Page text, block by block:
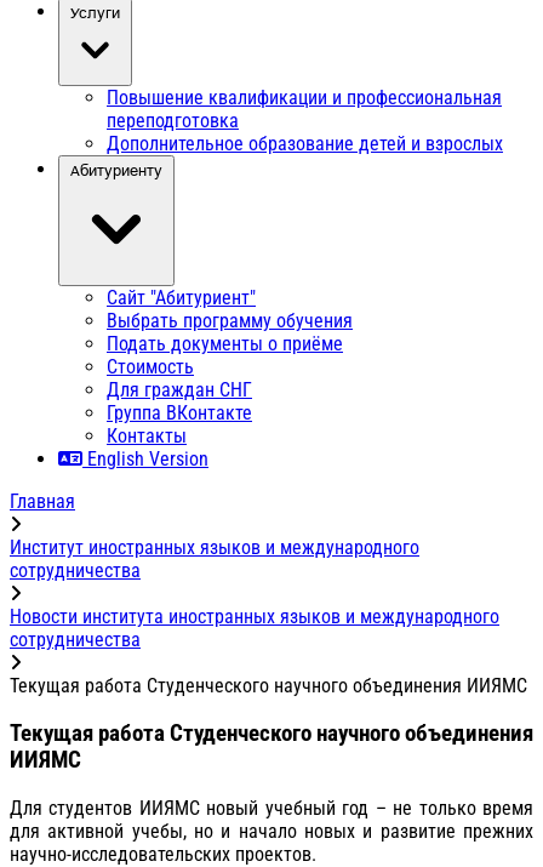
Услуги
Повышение квалификации и профессиональная
переподготовка
Дополнительное образование детей и взрослых
Абитуриенту
Сайт "Абитуриент"
Выбрать программу обучения
Подать документы о приёме
Стоимость
Для граждан СНГ
Группа ВКонтакте
Контакты
English Version
Главная
Институт иностранных языков и международного
сотрудничества
Новости института иностранных языков и международного
сотрудничества
Текущая работа Студенческого научного объединения ИИЯМС
Текущая работа Студенческого научного объединения
ИИЯМС
Для студентов ИИЯМС новый учебный год – не только время
для активной учебы, но и начало новых и развитие прежних
научно-исследовательских проектов.